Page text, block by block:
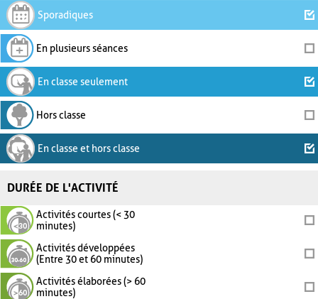
Sporadiques
En plusieurs séances
En classe seulement
Hors classe
En classe et hors classe
DURÉE DE L'ACTIVITÉ
Activités courtes (< 30
minutes)
Activités développées
(Entre 30 et 60 minutes)
Activités élaborées (> 60
minutes)